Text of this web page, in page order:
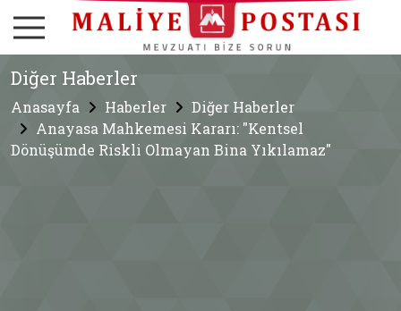
Diğer Haberler
Anasayfa Haberler
Diğer Haberler
Anayasa Mahkemesi Kararı: "Kentsel
Dönüşümde Riskli Olmayan Bina Yıkılamaz"